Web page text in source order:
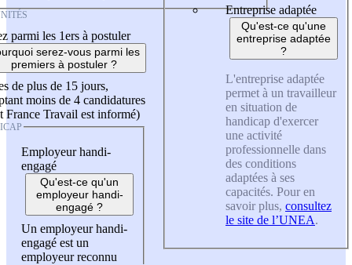
parmi les 1ers à postuler
serez-vous parmi les
premiers à postuler ?
de plus de 15 jours,
moins de 4 candidatures
France Travail est informé)
Employeur handi-
engagé
Qu'est-ce qu'un
employeur handi-
engagé ?
Un employeur handi-
engagé est un
employeur reconnu
Entreprise adaptée
Qu'est-ce qu'une
entreprise adaptée
?
L'entreprise adaptée
permet à un travailleur
en situation de
handicap d'exercer
une activité
professionnelle dans
des conditions
adaptées à ses
capacités. Pour en
savoir plus, consultez
le site de l’UNEA.